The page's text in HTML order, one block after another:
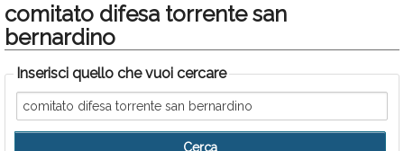
Politica
Sport
Eventi
Info Utili
comitato difesa torrente san
bernardino
Inserisci quello che vuoi cercare